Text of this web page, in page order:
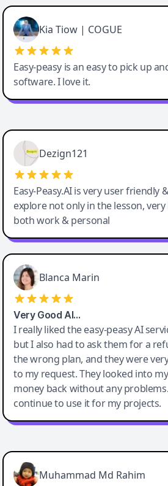
Cody Crabb
Great service, Best AI tool
Kia Tiow | COGUE
Easy-peasy is an easy to pick up
software. I love it.
Easy-Peasy AI
Dezign121
Easy-Peasy.AI is very user friendly
explore not only in the lesson,
both work & personal
Blanca Marin
Very Good AI…
I really liked the easy-peasy AI
but I also had to ask them for a
the wrong plan, and they were
to my request. They looked into
money back without any
continue to use it for my projects.
Easy-Peasy AI
Muhammad Md Rahim